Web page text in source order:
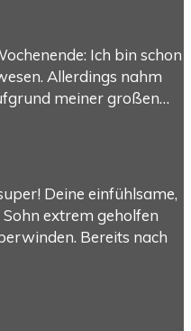
Ich bin schon
Allerdings nahm
meiner großen…
Deine einfühlsame,
extrem geholfen
Bereits nach